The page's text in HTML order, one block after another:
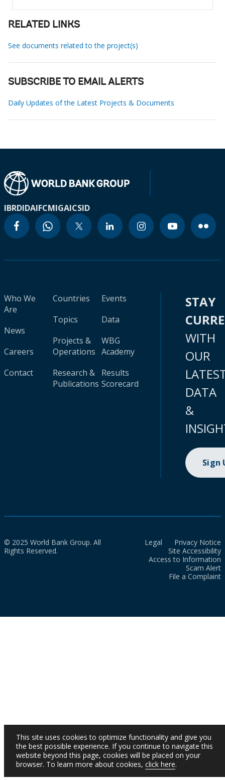
RELATED LINKS
See documents related to the project(s)
SUBSCRIBE TO EMAIL ALERTS
Daily Updates of the Latest Projects & Documents
IBRDIDAIFCMIGAICSID
Who We
Are
News
Careers
Contact
Countries
Topics
Projects &
Operations
Research &
Publications
Events
Data
WBG
Academy
Results
Scorecard
STAY
WITH
OUR
DATA
&
Sign
© 2025 World Bank Group. All
Rights Reserved.
Legal
Privacy Notice
Site Accessibility
Access to Information
Scam Alert
File a Complaint
This site uses cookies to optimize functionality and give you
the best possible experience. If you continue to navigate this
website beyond this page, cookies will be placed on your
browser. To learn more about cookies, click here.